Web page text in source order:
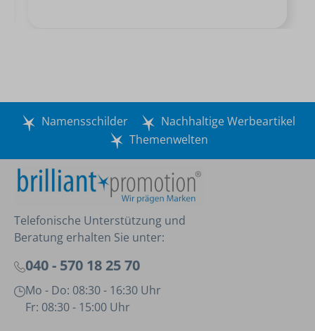
Namensschilder
Nachhaltige Werbeartikel
Themenwelten
Telefonische Unterstützung und
Beratung erhalten Sie unter:
040 - 570 18 25 70
Mo - Do: 08:30 - 16:30 Uhr
Fr: 08:30 - 15:00 Uhr